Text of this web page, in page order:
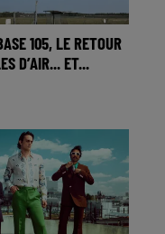
105, LE RETOUR
D’AIR... ET...